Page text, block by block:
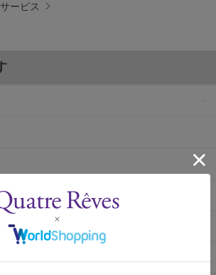
ービス